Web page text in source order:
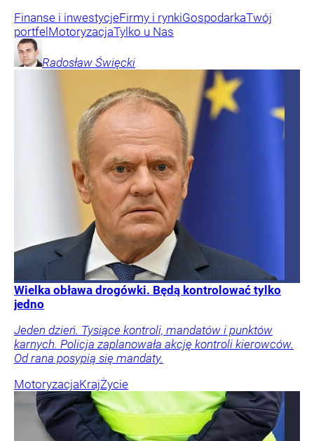
Finanse i inwestycjeFirmy i rynkiGospodarkaTwój
portfel MotoryzacjaTylko u Nas
Radosław Święcki
Wielka obława drogówki. Będą kontrolować tylko
jedno
Jeden dzień. Tysiące kontroli, mandatów i punktów
karnych. Policja zaplanowała akcję kontroli kierowców.
Od rana posypią się mandaty.
MotoryzacjaKrajŻycie